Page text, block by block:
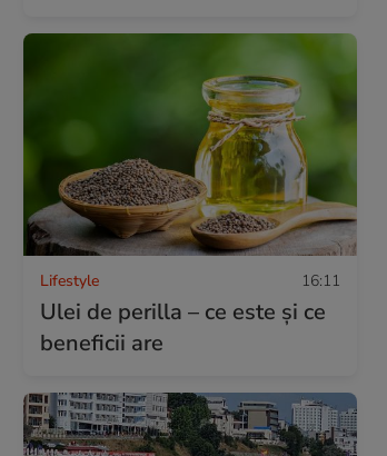
Lifestyle 16:11
Ulei de perilla – ce este și ce
beneficii are